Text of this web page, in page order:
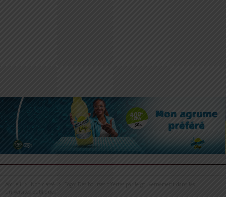
Accueil
Togo: Des bourses offertes par le gouvernement dans les
universités publiques